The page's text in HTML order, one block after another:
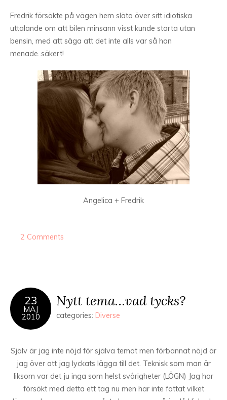
Fredrik försökte på vägen hem släta över sitt idiotiska
uttalande om att bilen minsann visst kunde starta utan
bensin, med att säga att det inte alls var så han
menade..säkert!
Angelica + Fredrik
2 Comments
23
MAJ
2010
Nytt tema…vad tycks?
categories: Diverse
Själv är jag inte nöjd för själva temat men förbannat nöjd är
jag över att jag lyckats lägga till det. Teknisk som man är
liksom var det ju inga som helst svårigheter (LÖGN) Jag har
försökt med detta ett tag nu men har inte fattat vilket